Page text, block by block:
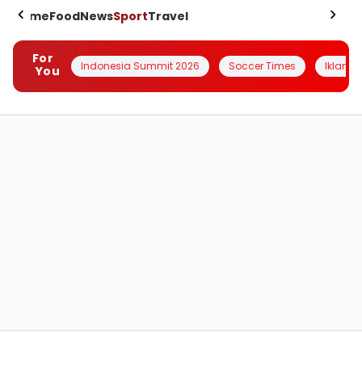
HomeFoodNewsSportTravel
For
You
Indonesia Summit 2026 Soccer Times Iklanin